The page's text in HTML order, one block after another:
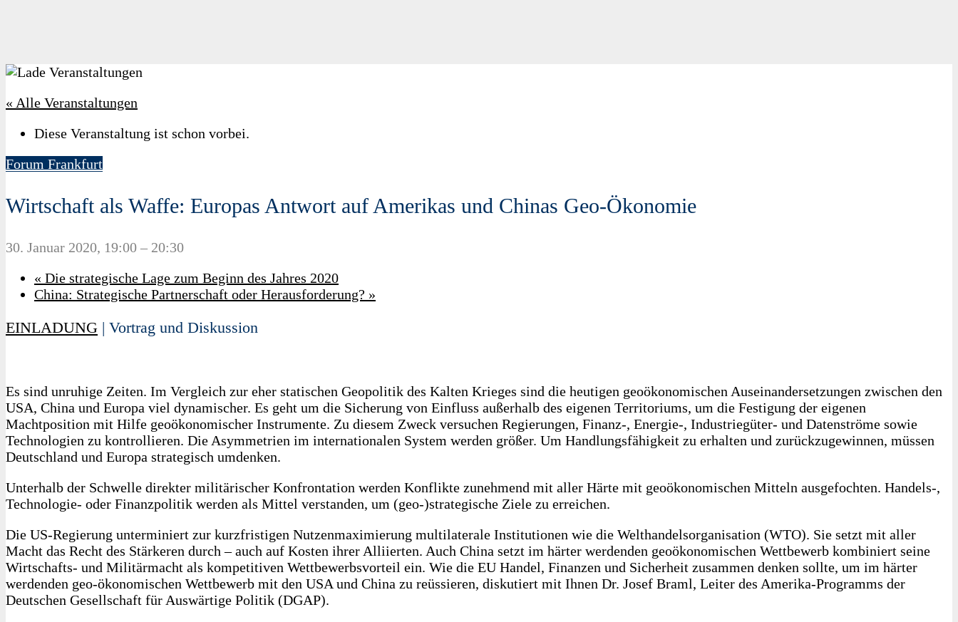
« Alle Veranstaltungen
Diese Veranstaltung ist schon vorbei.
Forum Frankfurt
Wirtschaft als Waffe: Europas Antwort auf Amerikas und Chinas Geo-Ökonomie
30. Januar 2020, 19:00 – 20:30
« Die strategische Lage zum Beginn des Jahres 2020
China: Strategische Partnerschaft oder Herausforderung? »
EINLADUNG | Vortrag und Diskussion
Es sind unruhige Zeiten. Im Vergleich zur eher statischen Geopolitik des Kalten Krieges sind die heutigen geoökonomischen Auseinandersetzungen zwischen den
USA, China und Europa viel dynamischer. Es geht um die Sicherung von Einfluss außerhalb des eigenen Territoriums, um die Festigung der eigenen
Machtposition mit Hilfe geoökonomischer Instrumente. Zu diesem Zweck versuchen Regierungen, Finanz‑, Energie‑, Industriegüter- und Datenströme sowie
Technologien zu kontrollieren. Die Asymmetrien im internationalen System werden größer. Um Handlungsfähigkeit zu erhalten und zurückzugewinnen, müssen
Deutschland und Europa strategisch umdenken.
Unterhalb der Schwelle direkter militärischer Konfrontation werden Konflikte zunehmend mit aller Härte mit geoökonomischen Mitteln ausgefochten. Handels‑,
Technologie- oder Finanzpolitik werden als Mittel verstanden, um (geo-)strategische Ziele zu erreichen.
Die US-Regierung unterminiert zur kurzfristigen Nutzenmaximierung multilaterale Institutionen wie die Welthandelsorganisation (WTO). Sie setzt mit aller
Macht das Recht des Stärkeren durch – auch auf Kosten ihrer Alliierten. Auch China setzt im härter werdenden geoökonomischen Wettbewerb kombiniert seine
Wirtschafts- und Militärmacht als kompetitiven Wettbewerbsvorteil ein. Wie die EU Handel, Finanzen und Sicherheit zusammen denken sollte, um im härter
werdenden geo-ökonomischen Wettbewerb mit den USA und China zu reüssieren, diskutiert mit Ihnen Dr. Josef Braml, Leiter des Amerika-Programms der
Deutschen Gesellschaft für Auswärtige Politik (DGAP).